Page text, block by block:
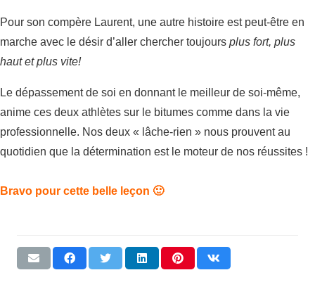
Pour son compère Laurent, une autre histoire est peut-être en
marche avec le désir d’aller chercher toujours plus fort, plus
haut et plus vite!
Le dépassement de soi en donnant le meilleur de soi-même,
anime ces deux athlètes sur le bitumes comme dans la vie
professionnelle. Nos deux « lâche-rien » nous prouvent au
quotidien que la détermination est le moteur de nos réussites !
Bravo pour cette belle leçon 🙂